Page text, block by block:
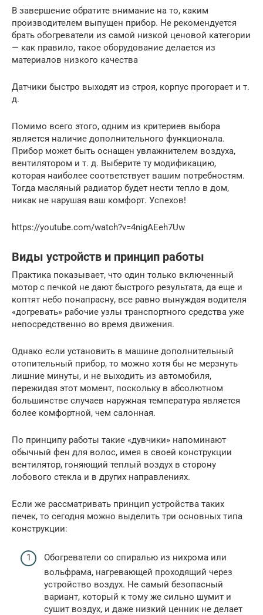
В завершение обратите внимание на то, каким
производителем выпущен прибор. Не рекомендуется
брать обогреватели из самой низкой ценовой категории
— как правило, такое оборудование делается из
материалов низкого качества
Датчики быстро выходят из строя, корпус прогорает и т.
д.
Помимо всего этого, одним из критериев выбора
является наличие дополнительного функционала.
Прибор может быть оснащен увлажнителем воздуха,
вентилятором и т. д. Выберите ту модификацию,
которая наиболее соответствует вашим потребностям.
Тогда масляный радиатор будет нести тепло в дом,
никак не нарушая ваш комфорт. Успехов!
https://youtube.com/watch?v=4nigAEeh7Uw
Виды устройств и принцип работы
Практика показывает, что один только включенный
мотор с печкой не дают быстрого результата, да еще и
коптят небо понапрасну, все равно вынуждая водителя
«догревать» рабочие узлы транспортного средства уже
непосредственно во время движения.
Однако если установить в машине дополнительный
отопительный прибор, то можно хотя бы не мерзнуть
лишние минуты, и не выходить из автомобиля,
пережидая этот момент, поскольку в абсолютном
большинстве случаев наружная температура является
более комфортной, чем салонная.
По принципу работы такие «дувчики» напоминают
обычный фен для волос, имея в своей конструкции
вентилятор, гоняющий теплый воздух в сторону
лобового стекла и в других направлениях.
Если же рассматривать принцип устройства таких
печек, то сегодня можно выделить три основных типа
конструкции:
Обогреватели со спиралью из нихрома или
вольфрама, нагревающей проходящий через
устройство воздух. Не самый безопасный
вариант, который к тому же сильно шумит и
сушит воздух, и даже низкий ценник не делает